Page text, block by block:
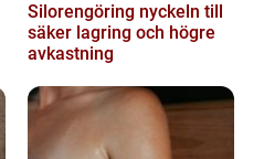
Silorengöring nyckeln till
säker lagring och högre
avkastning